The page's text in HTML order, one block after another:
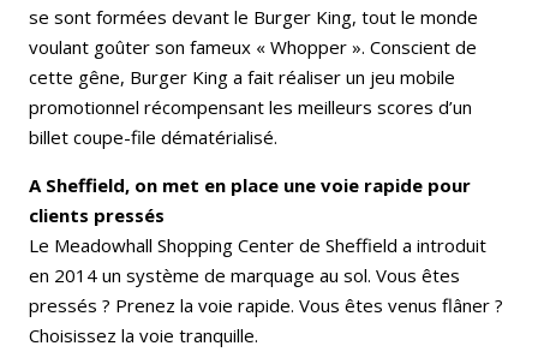
se sont formées devant le Burger King, tout le monde
voulant goûter son fameux « Whopper ». Conscient de
cette gêne, Burger King a fait réaliser un jeu mobile
promotionnel récompensant les meilleurs scores d’un
billet coupe-file dématérialisé.
A Sheffield, on met en place une voie rapide pour
clients pressés
Le Meadowhall Shopping Center de Sheffield a introduit
en 2014 un système de marquage au sol. Vous êtes
pressés ? Prenez la voie rapide. Vous êtes venus flâner ?
Choisissez la voie tranquille.